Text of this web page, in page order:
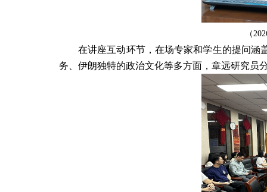
（
在讲座互动环节，在场专家和学生的提问涵
务、伊朗独特的政治文化等多方面，章远研究员